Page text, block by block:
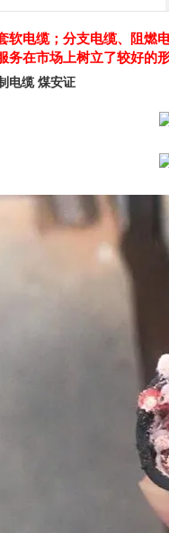
软电缆；分支电缆、阻燃
务在市场上树立了较好的
电缆 煤安证